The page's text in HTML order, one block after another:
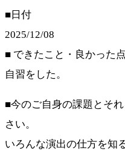
■日付
2025/12/08
■ できたこと・良かった
自習をした。
■今のご自身の課題とそ
さい。
いろんな演出の仕方を知